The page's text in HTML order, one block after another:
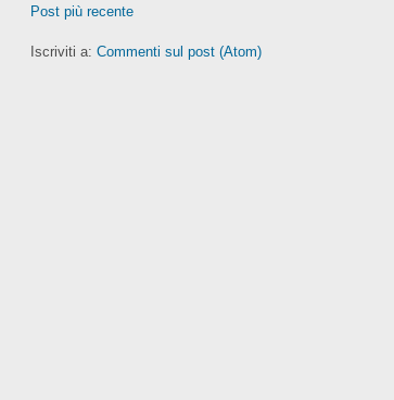
Post più recente
Iscriviti a: Commenti sul post (Atom)